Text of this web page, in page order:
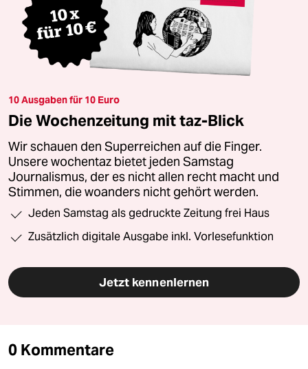
10 Ausgaben für 10 Euro
Die Wochenzeitung mit taz-Blick
Wir schauen den Superreichen auf die Finger.
Unsere wochentaz bietet jeden Samstag
Journalismus, der es nicht allen recht macht und
Stimmen, die woanders nicht gehört werden.
Jeden Samstag als gedruckte Zeitung frei Haus
Zusätzlich digitale Ausgabe inkl. Vorlesefunktion
Jetzt kennenlernen
0 Kommentare